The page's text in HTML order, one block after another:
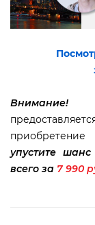
нимание!
упустите
сего за 7 990